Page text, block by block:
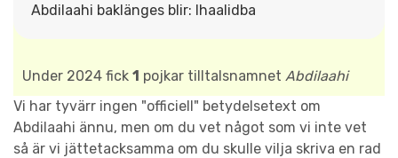
Abdilaahi baklänges blir: Ihaalidba
Under 2024 fick 1 pojkar tilltalsnamnet Abdilaahi
Vi har tyvärr ingen "officiell" betydelsetext om
Abdilaahi ännu, men om du vet något som vi inte vet
så är vi jättetacksamma om du skulle vilja skriva en rad